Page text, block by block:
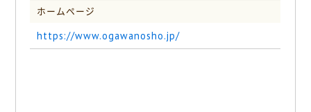
ホームページ
https://www.ogawanosho.jp/